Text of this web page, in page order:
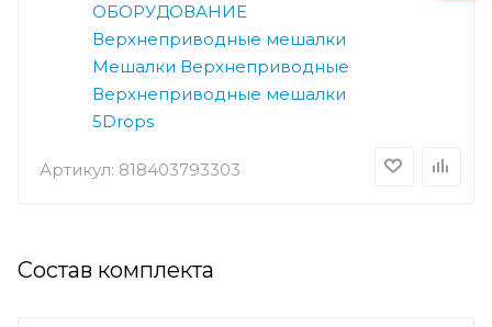
Артикул: 818403793303
ОБОРУДОВАНИЕ
Верхнеприводные мешалки
Мешалки Верхнеприводные
Верхнеприводные мешалки
5Drops
Состав комплекта